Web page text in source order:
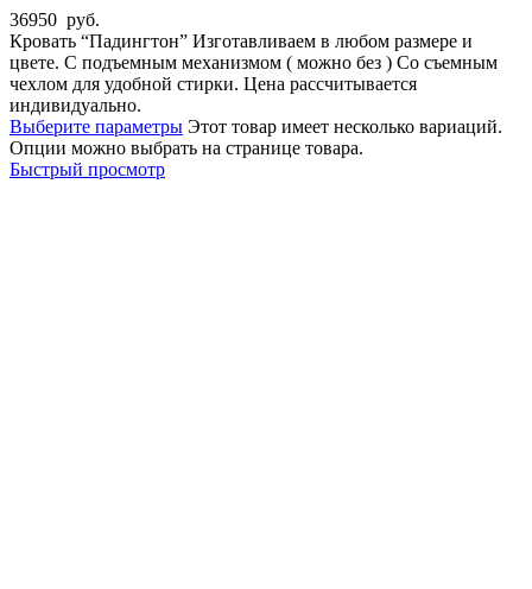
36950 руб.
Кровать “Падингтон” Изготавливаем в любом размере и
цвете. С подъемным механизмом ( можно без ) Со съемным
чехлом для удобной стирки. Цена рассчитывается
индивидуально.
Выберите параметры Этот товар имеет несколько вариаций.
Опции можно выбрать на странице товара.
Быстрый просмотр